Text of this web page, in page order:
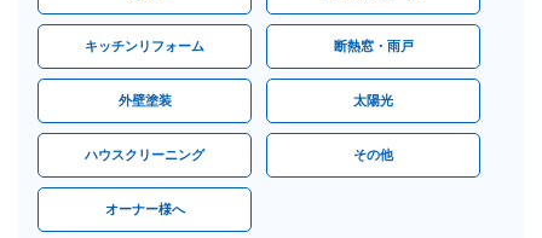
キッチンリフォーム 断熱窓・雨戸
外壁塗装 太陽光
ハウスクリーニング その他
オーナー様へ